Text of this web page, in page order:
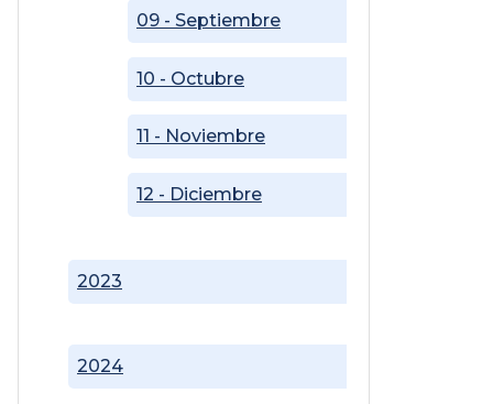
09 - Septiembre
10 - Octubre
11 - Noviembre
12 - Diciembre
2023
2024